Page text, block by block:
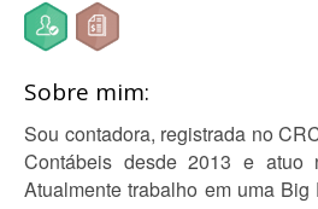
Sobre mim:
Sou contadora, registrada no
Contábeis desde 2013 e atuo
Atualmente trabalho em uma